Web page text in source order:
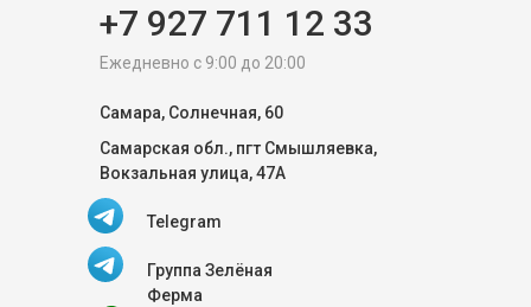
Ежедневно с 9:00 до 20:00
Самарская обл., пгт Смышляевка,
Вокзальная улица, 47А
Самара, Солнечная, 60
Telegram
Группа Зелёная
Ферма
+7 927 711 12 33